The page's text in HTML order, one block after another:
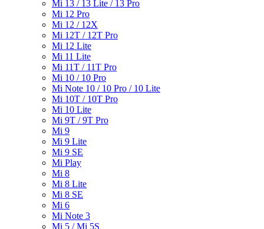
Mi 13 / 13 Lite / 13 Pro
Mi 12 Pro
Mi 12 / 12X
Mi 12T / 12T Pro
Mi 12 Lite
Mi 11 Lite
Mi 11T / 11T Pro
Mi 10 / 10 Pro
Mi Note 10 / 10 Pro / 10 Lite
Mi 10T / 10T Pro
Mi 10 Lite
Mi 9T / 9T Pro
Mi 9
Mi 9 Lite
Mi 9 SE
Mi Play
Mi 8
Mi 8 Lite
Mi 8 SE
Mi 6
Mi Note 3
Mi 5 / Mi 5S